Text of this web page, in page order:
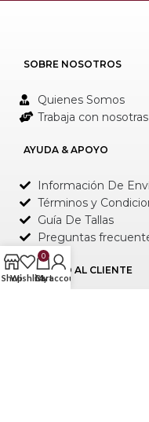
SOBRE NOSOTROS
Quienes Somos
Trabaja con nosotras
AYUDA & APOYO
Información De
Términos y
Guía De Tallas
Preguntas
SERVICIO AL CLIENTE
ShopWishlist
0
Cart
My account